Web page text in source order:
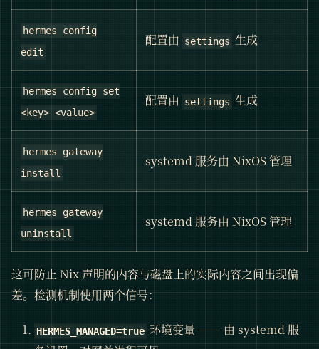
hermes config
edit
配置由 settings 生成
hermes config set
<key> <value>
配置由 settings 生成
hermes gateway
install
systemd 服务由 NixOS 管理
hermes gateway
uninstall
systemd 服务由 NixOS 管理
这可防止 Nix 声明的内容与磁盘上的实际内容之间出现偏
差。检测机制使用两个信号：
HERMES_MANAGED=true 环境变量 —— 由 systemd 服